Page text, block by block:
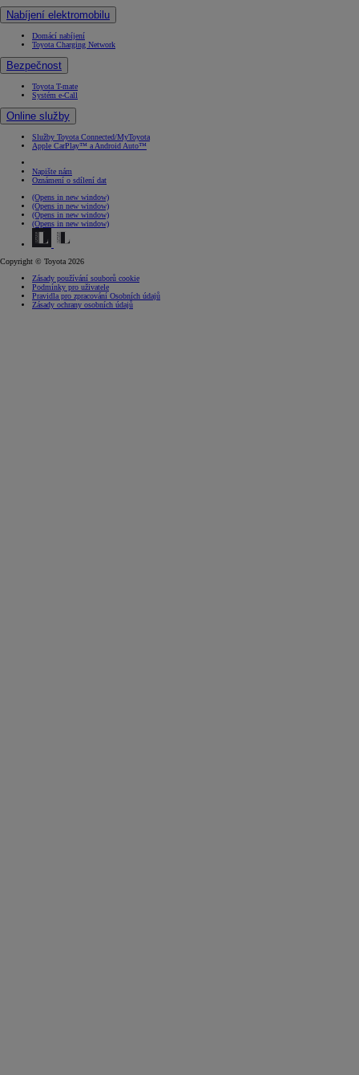
Nabíjení elektromobilu
Domácí nabíjení
Toyota Charging Network
Bezpečnost
Toyota T-mate
Systém e-Call
Online služby
Služby Toyota Connected/MyToyota
Apple CarPlay™ a Android Auto™
Napište nám
Oznámení o sdílení dat
(Opens in new window)
(Opens in new window)
(Opens in new window)
(Opens in new window)
Copyright © Toyota 2026
Zásady používání souborů cookie
Podmínky pro uživatele
Pravidla pro zpracování Osobních údajů
Zásady ochrany osobních údajů